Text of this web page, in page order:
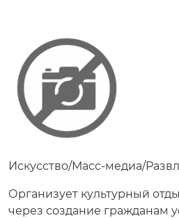
Искусство/Масс-медиа/
Организует культурный
через создание гражданам